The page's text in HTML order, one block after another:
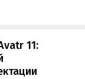
11: